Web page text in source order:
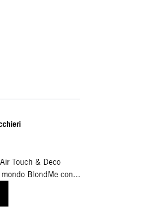
Touch & Deco
BlondMe con...